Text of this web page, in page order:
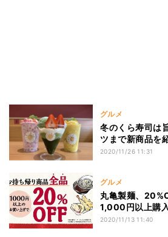
グルメ
冬のくら寿司は
ツまで新商品を
2020/11/26 11:31
グルメ
丸亀製麺、
1,000円以上購
2020/11/13 11:40